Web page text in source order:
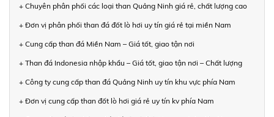
+ Chuyên phân phối các loại than Quảng Ninh giá rẻ, chất lượng cao
+ Đơn vị phân phối than đá đốt lò hơi uy tín giá rẻ tại miền Nam
+ Cung cấp than đá Miền Nam – Giá tốt, giao tận nơi
+ Than đá Indonesia nhập khẩu – Giá tốt, giao tận nơi – Chất lượng
+ Công ty cung cấp than đá Quảng Ninh uy tín khu vực phía Nam
+ Đơn vị cung cấp than đốt lò hơi giá rẻ uy tín kv phía Nam